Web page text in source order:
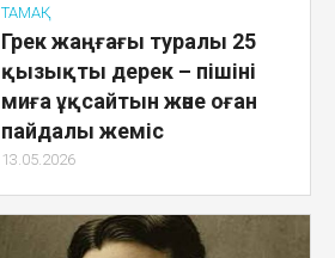
ТАМАҚ
Грек жаңғағы туралы 25
қызықты дерек – пішіні
миға ұқсайтын және оған
пайдалы жеміс
13.05.2026